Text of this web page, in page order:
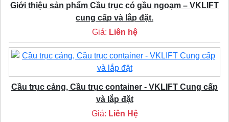
Giới thiệu sản phẩm Cầu trục có gầu ngoạm – VKLIFT
cung cấp và lắp đặt.
Giá: Liên hệ
Cầu trục cảng, Cầu trục container - VKLIFT Cung cấp
và lắp đặt
Giá: Liên Hệ